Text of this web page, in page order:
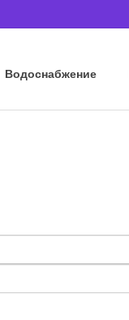
Водоснабжение